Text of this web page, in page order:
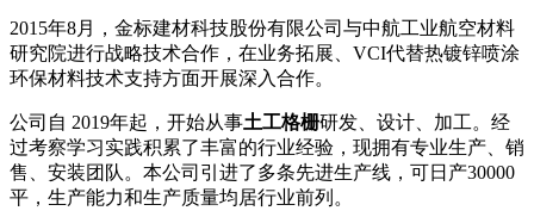
2015年8月，金标建材科技股份有限公司与中航工业航空材料
研究院进行战略技术合作，在业务拓展、VCI代替热镀锌喷涂
环保材料技术支持方面开展深入合作。
公司自 2019年起，开始从事土工格栅研发、设计、加工。经
过考察学习实践积累了丰富的行业经验，现拥有专业生产、销
售、安装团队。本公司引进了多条先进生产线，可日产30000
平，生产能力和生产质量均居行业前列。